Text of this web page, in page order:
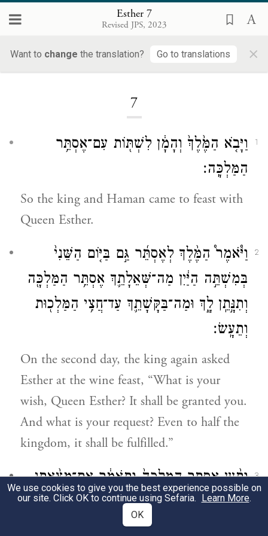
Esther 7
Revised JPS, 2023
Want to change the translation? Go to translations ×
7
1
וַיָּבֹ֤א הַמֶּ֙לֶךְ֙ וְהָמָ֔ן לִשְׁתּ֖וֹת עִם־אֶסְתֵּ֥ר
הַמַּלְכָּֽה׃
So the king and Haman came to feast with
Queen Esther.
2
וַיֹּ֩אמֶר֩ הַמֶּ֨לֶךְ לְאֶסְתֵּ֜ר גַּ֣ם בַּיּ֤וֹם הַשֵּׁנִי֙
בְּמִשְׁתֵּ֣ה הַיַּ֔יִן מַה־שְּׁאֵלָתֵ֛ךְ אֶסְתֵּ֥ר הַמַּלְכָּ֖ה
וְתִנָּ֣תֵֽן לָ֑ךְ וּמַה־בַּקָּשָׁתֵ֛ךְ עַד־חֲצִ֥י הַמַּלְכ֖וּת
וְתֵעָֽשׂ׃
On the second day, the king again asked
Esther at the wine feast, “What is your
wish, Queen Esther? It shall be granted you.
And what is your request? Even to half the
kingdom, it shall be fulfilled.”
3
וַתַּ֨עַן אֶסְתֵּ֤ר הַמַּלְכָּה֙ וַתֹּאמַ֔ר אִם־מָצָ֨אתִי
חֵ֤ן בְּעֵינֶ֙יךָ֙ הַמֶּ֔לֶךְ וְאִם־עַל־הַמֶּ֖לֶךְ ט֑וֹב
תִּנָּֽתֶן־לִ֤י נַפְשִׁי֙ בִּשְׁאֵ֣לָתִ֔י וְעַמִּ֖י בְּבַקָּשָׁתִֽי׃
We use cookies to give you the best experience possible on
our site. Click OK to continue using Sefaria. Learn More.
OK